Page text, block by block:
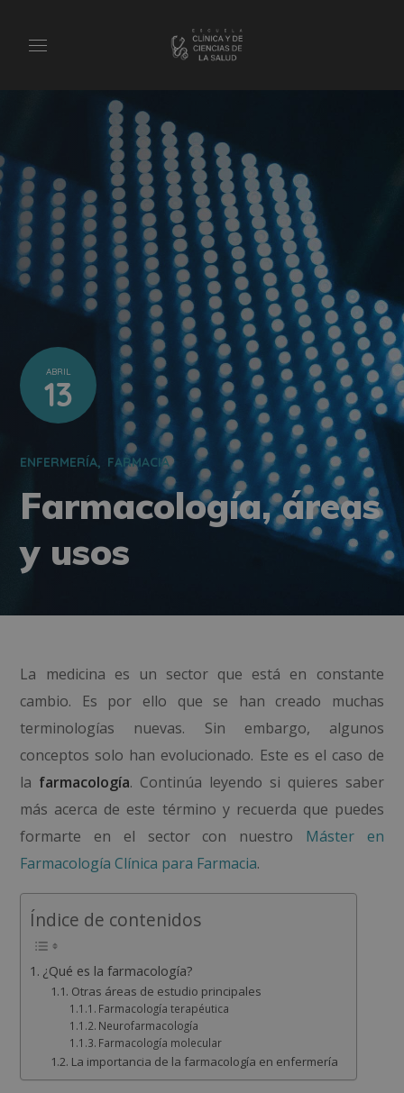
ABRIL
13
ENFERMERÍA FARMACIA
Farmacología, áreas
y usos
La medicina es un sector que está en constante
cambio. Es por ello que se han creado muchas
terminologías nuevas. Sin embargo, algunos
conceptos solo han evolucionado. Este es el caso de
la farmacología. Continúa leyendo si quieres saber
más acerca de este término y recuerda que puedes
formarte en el sector con nuestro Máster en
Farmacología Clínica para Farmacia.
Índice de contenidos
¿Qué es la farmacología?
Otras áreas de estudio principales
Farmacología terapéutica
Neurofarmacología
Farmacología molecular
La importancia de la farmacología en enfermería